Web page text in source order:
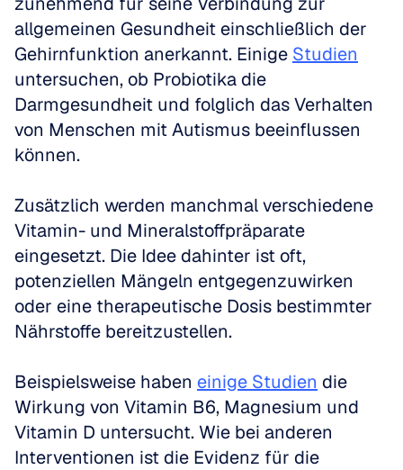
allgemeinen Gesundheit einschließlich der
Gehirnfunktion anerkannt. Einige Studien
untersuchen, ob Probiotika die
Darmgesundheit und folglich das Verhalten
von Menschen mit Autismus beeinflussen
können.
Zusätzlich werden manchmal verschiedene
Vitamin- und Mineralstoffpräparate
eingesetzt. Die Idee dahinter ist oft,
potenziellen Mängeln entgegenzuwirken
oder eine therapeutische Dosis bestimmter
Nährstoffe bereitzustellen.
Beispielsweise haben einige Studien die
Wirkung von Vitamin B6, Magnesium und
Vitamin D untersucht. Wie bei anderen
Interventionen ist die Evidenz für die